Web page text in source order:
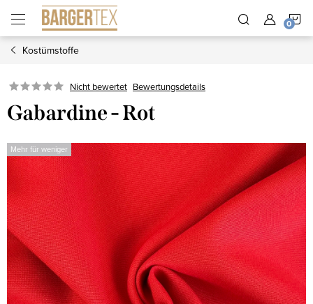
Inhalt
springen
Kostümstoffe
Nicht bewertet Bewertungsdetails
Gabardine - Rot
Mehr für weniger